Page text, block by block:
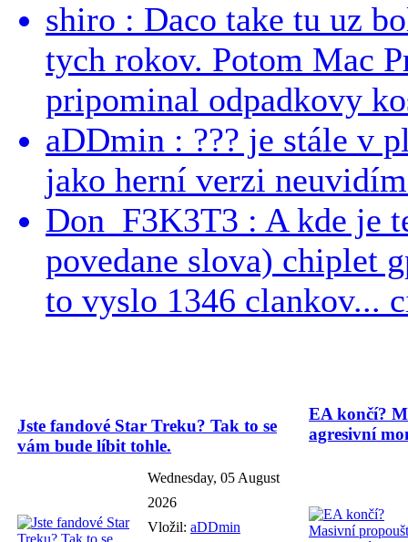
shiro : Daco take tu uz
tych rokov. Potom Mac
pripominal odpadkovy
aDDmin : ??? je stále v
jako herní verzi
Don_F3K3T3 : A kde je
povedane slova) chiplet
to vyslo 1346 clankov...
Jste fandové Star Treku? Tak to se
vám bude líbit tohle.
Wednesday, 05 August
2026
Vložil: aDDmin
EA končí?
agresivní